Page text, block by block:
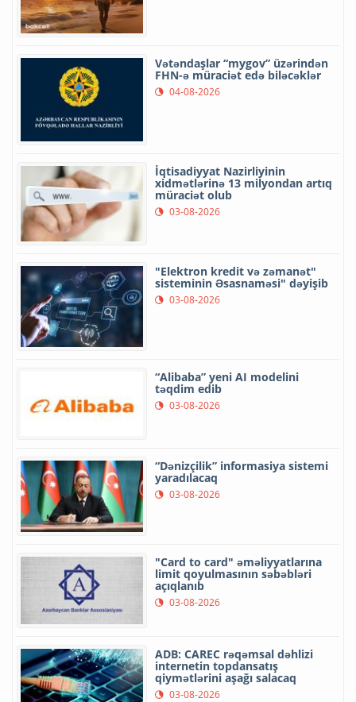
Vətəndaşlar “mygov” üzərindən
FHN-ə müraciət edə biləcəklər
04-08-2026
İqtisadiyyat Nazirliyinin
xidmətlərinə 13 milyondan artıq
müraciət olub
03-08-2026
"Elektron kredit və zəmanət"
sisteminin Əsasnaməsi" dəyişib
03-08-2026
“Alibaba” yeni AI modelini
təqdim edib
03-08-2026
“Dənizçilik” informasiya sistemi
yaradılacaq
03-08-2026
"Card to card" əməliyyatlarına
limit qoyulmasının səbəbləri
açıqlanıb
03-08-2026
ADB: CAREC rəqəmsal dəhlizi
internetin topdansatış
qiymətlərini aşağı salacaq
03-08-2026